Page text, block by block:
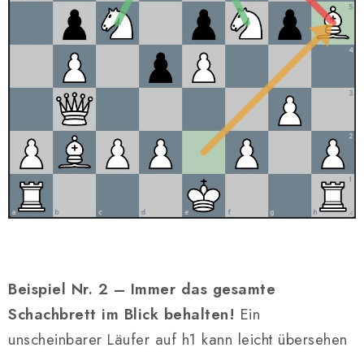
Beispiel Nr. 2 – Immer das gesamte
Schachbrett im Blick behalten! Ein
unscheinbarer Läufer auf h1 kann leicht übersehen